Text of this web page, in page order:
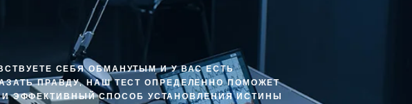
СЕБЯ ОБМАНУТЫМ И У ВАС ЕСТЬ
ПРАВДУ, НАШ ТЕСТ ОПРЕДЕЛЕННО ПОМОЖЕТ
ЭФФЕКТИВНЫЙ СПОСОБ УСТАНОВЛЕНИЯ ИСТИНЫ